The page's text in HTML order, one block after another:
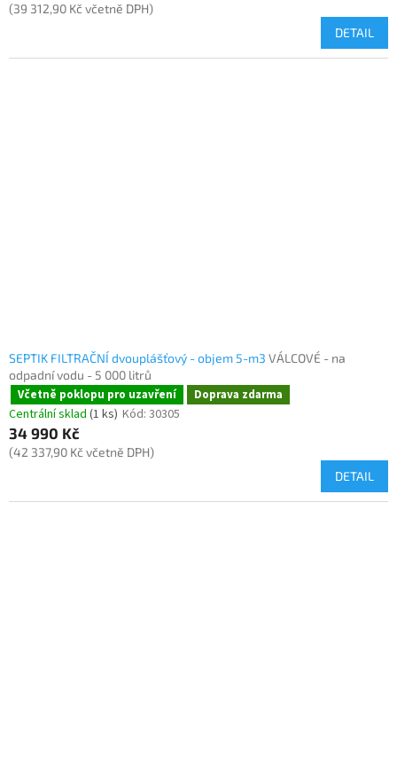
(39 312,90 Kč včetně DPH)
DETAIL
SEPTIK FILTRAČNÍ dvouplášťový - objem 5-m3 VÁLCOVÉ - na
odpadní vodu - 5 000 litrů
Včetně poklopu pro uzavření Doprava zdarma
Centrální sklad (1 ks) Kód: 30305
34 990 Kč
(42 337,90 Kč včetně DPH)
DETAIL